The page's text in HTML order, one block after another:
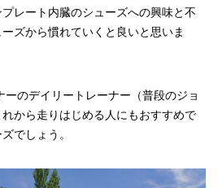
レート内臓のシューズへの興味と不
ズから慣れていくと良いと思いま
ーのデイリートレーナー（普段のジョ
から走りはじめる人にもおすすめで
でしょう。